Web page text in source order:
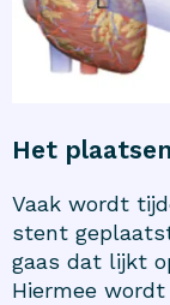
Het
Vaak wordt
stent
gaas dat lijkt
Hiermee